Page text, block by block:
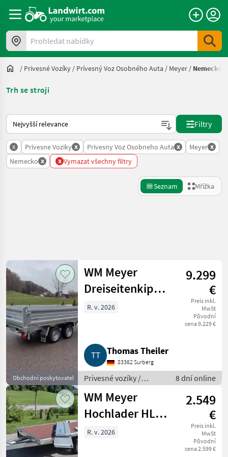
Prohledat nabídky
/ Privesné Vozíky / Prívesný Voz Osobného Auta / Meyer / Nemecko
Trh se stroji
Takto se řadí nabídky na Landwirt.com
Filtry
x Privesne Voziky x Privesny Voz Osobneho Auta x Meyer x
Nemecko x x Vymazat všechny filtry
Seznam Mřížka
Kategorie 4 Země 1
AKTUÁLNÍ
CESTA
poľnohospodárska
technika
Privesne
Voziky
Privesny
Voz
Osobneho
Auta
Meyer
VYBRAT
KATEGORII
Obnovit
Zobrazit
výsledků
Obchodní poskytovatel
WM Meyer
Dreiseitenkipper
HKD 3.531/1.860
9.299
€
Preis inkl.
MwSt
Původní
cena 9.229 €
R. v. 2026
Thomas Theiler
83362 Surberg
Privesné vozíky /
Prívesný voz osobného
auta
8 dní online
WM Meyer
Hochlader HLN
1323/141
2.549
€
Preis inkl.
MwSt
Původní
cena 2.599 €
R. v. 2026